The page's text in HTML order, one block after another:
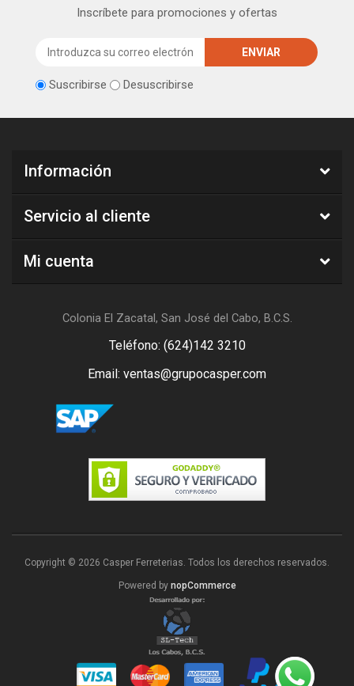
Inscríbete para promociones y ofertas
Suscribirse Desuscribirse
Información
Servicio al cliente
Mi cuenta
Colonia El Zacatal, San José del Cabo, B.C.S.
Teléfono: (624)142 3210
Email: ventas@grupocasper.com
Copyright © 2026 Casper Ferreterias. Todos los derechos reservados.
Powered by nopCommerce